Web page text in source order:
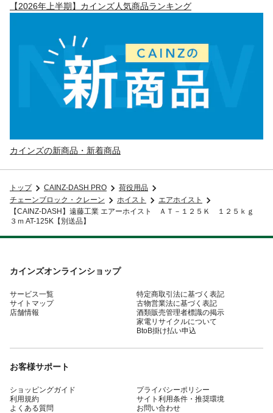
【2026年上半期】カインズ人気商品ランキング
カインズの新商品・新着商品
トップ CAINZ-DASH PRO
荷役用品
チェーンブロック・クレーン
ホイスト
エアホイスト
【CAINZ-DASH】遠藤工業 エアーホイスト ＡＴ－１２５Ｋ １２５ｋｇ
３ｍ AT-125K【別送品】
カインズオンラインショップ
サービス一覧
サイトマップ
店舗情報
特定商取引法に基づく表記
古物営業法に基づく表記
酒類販売管理者標識の掲示
家電リサイクルについて
BtoB掛け払い申込
お客様サポート
ショッピングガイド
利用規約
よくある質問
プライバシーポリシー
サイト利用条件・推奨環境
お問い合わせ